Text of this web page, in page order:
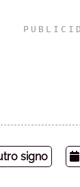
signo